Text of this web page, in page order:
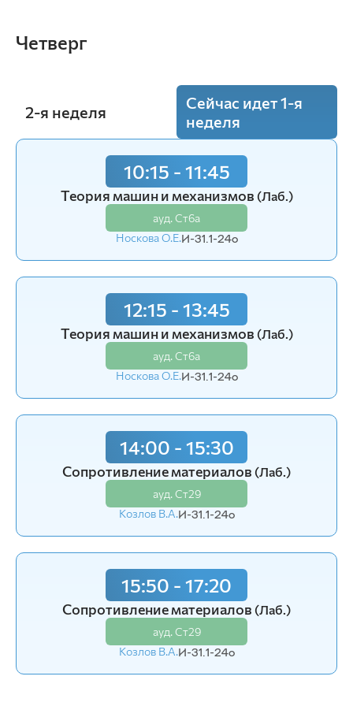
Четверг
2-я неделя
Сейчас идет 1-я
неделя
10:15 - 11:45
Теория машин и механизмов (Лаб.)
ауд. Ст6а
Носкова О.Е.И-31.1-24o
12:15 - 13:45
Теория машин и механизмов (Лаб.)
ауд. Ст6а
Носкова О.Е.И-31.1-24o
14:00 - 15:30
Сопротивление материалов (Лаб.)
ауд. Ст29
Козлов В.А.И-31.1-24o
15:50 - 17:20
Сопротивление материалов (Лаб.)
ауд. Ст29
Козлов В.А.И-31.1-24o
8:30 - 10:00
Средства малой механизации(Лаб.)
ауд. Ст57
Филимонов К.В. И-31.1-24o
10:15 - 11:45
Средства малой механизации(Лаб.)
ауд. Ст57
Филимонов К.В. И-31.1-24o